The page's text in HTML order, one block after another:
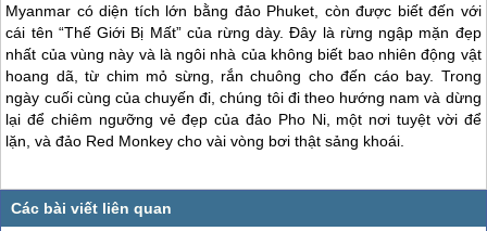
Myanmar có diện tích lớn bằng đảo Phuket, còn được biết đến với
cái tên “Thế Giới Bị Mất” của rừng dày. Đây là rừng ngập mặn đẹp
nhất của vùng này và là ngôi nhà của không biết bao nhiên động vật
hoang dã, từ chim mỏ sừng, rắn chuông cho đến cáo bay. Trong
ngày cuối cùng của chuyến đi, chúng tôi đi theo hướng nam và dừng
lại để chiêm ngưỡng vẻ đẹp của đảo Pho Ni, một nơi tuyệt vời để
lặn, và đảo Red Monkey cho vài vòng bơi thật sảng khoái.